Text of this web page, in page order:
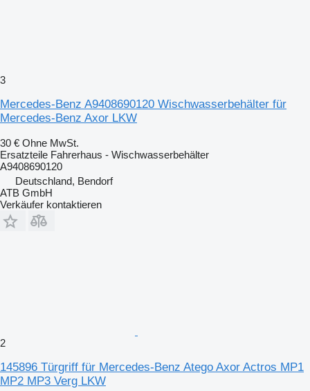
3
Mercedes-Benz A9408690120 Wischwasserbehälter für
Mercedes-Benz Axor LKW
30 € Ohne MwSt.
Ersatzteile Fahrerhaus - Wischwasserbehälter
A9408690120
Deutschland, Bendorf
ATB GmbH
Verkäufer kontaktieren
2
145896 Türgriff für Mercedes-Benz Atego Axor Actros MP1
MP2 MP3 Verg LKW